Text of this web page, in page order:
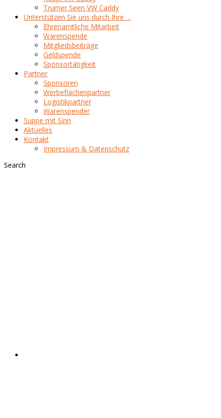
Trumer Seen VW Caddy
Unterstützen Sie uns durch Ihre …
Ehrenamtliche Mitarbeit
Warenspende
Mitgliedsbeiträge
Geldspende
Sponsortätigkeit
Partner
Sponsoren
Werbeflächenpartner
Logistikpartner
Warenspender
Suppe mit Sinn
Aktuelles
Kontakt
Impressum & Datenschutz
Search